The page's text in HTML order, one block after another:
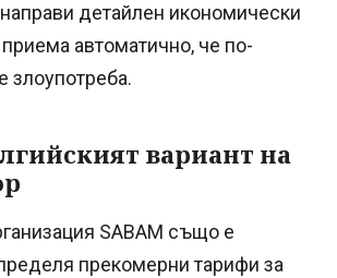
детайлен икономически
автоматично, че по-
злоупотреба.
вариант на
SABAM също е
прекомерни тарифи за